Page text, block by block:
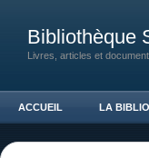
Bibliothèque
Livres, articles et
ACCUEIL LA